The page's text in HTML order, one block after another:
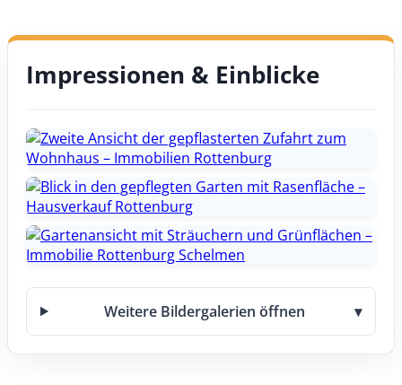
Impressionen & Einblicke
Weitere Bildergalerien öffnen ▾